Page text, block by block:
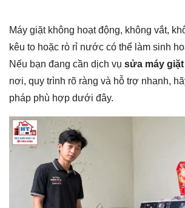
Máy giặt không hoạt động, không vắt,
kêu to hoặc rò rỉ nước có thể làm sinh
Nếu bạn đang cần dịch vụ sửa máy
nơi, quy trình rõ ràng và hỗ trợ nhanh,
pháp phù hợp dưới đây.